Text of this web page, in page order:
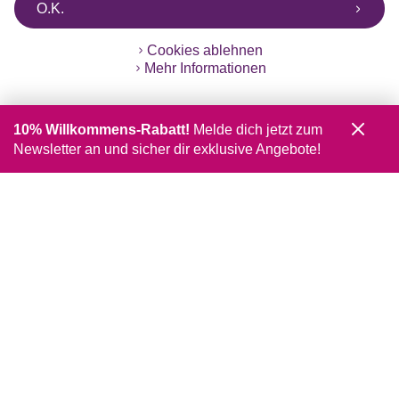
O.K.
Cookies ablehnen
Mehr Informationen
10% Willkommens-Rabatt! Melde dich jetzt zum
Newsletter an und sicher dir exklusive Angebote!